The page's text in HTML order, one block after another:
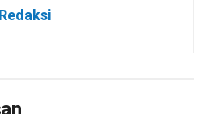
Redaksi